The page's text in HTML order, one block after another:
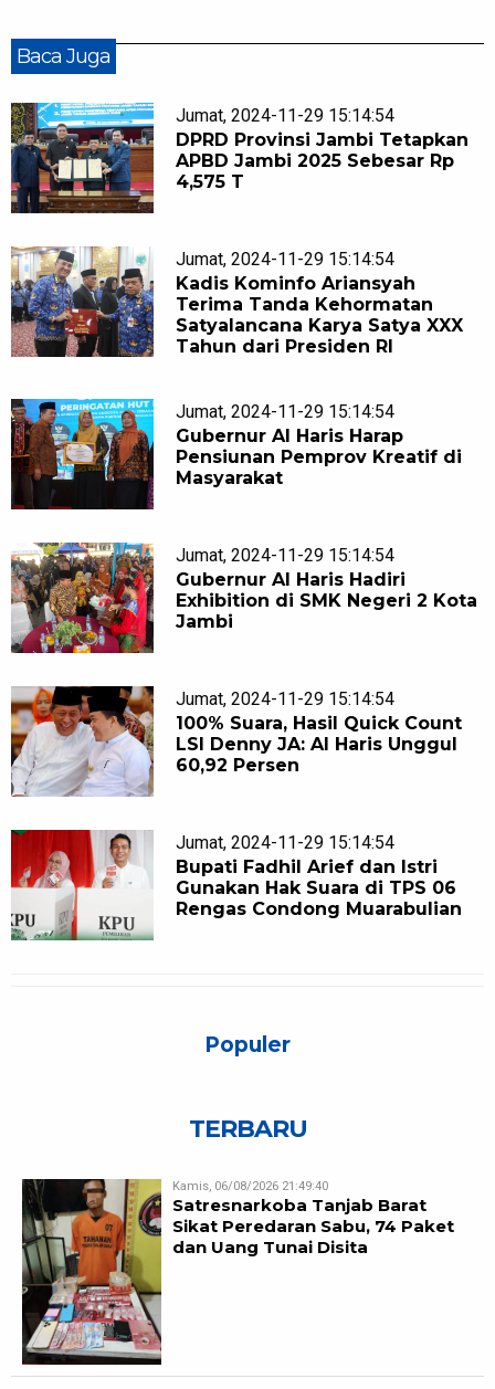
Baca Juga
Jumat, 2024-11-29 15:14:54
DPRD Provinsi Jambi Tetapkan
APBD Jambi 2025 Sebesar Rp
4,575 T
Jumat, 2024-11-29 15:14:54
Kadis Kominfo Ariansyah
Terima Tanda Kehormatan
Satyalancana Karya Satya XXX
Tahun dari Presiden RI
Jumat, 2024-11-29 15:14:54
Gubernur Al Haris Harap
Pensiunan Pemprov Kreatif di
Masyarakat
Jumat, 2024-11-29 15:14:54
Gubernur Al Haris Hadiri
Exhibition di SMK Negeri 2 Kota
Jambi
Jumat, 2024-11-29 15:14:54
100% Suara, Hasil Quick Count
LSI Denny JA: Al Haris Unggul
60,92 Persen
Jumat, 2024-11-29 15:14:54
Bupati Fadhil Arief dan Istri
Gunakan Hak Suara di TPS 06
Rengas Condong Muarabulian
Populer
TERBARU
Kamis, 06/08/2026 21:49:40
Satresnarkoba Tanjab Barat
Sikat Peredaran Sabu, 74 Paket
dan Uang Tunai Disita